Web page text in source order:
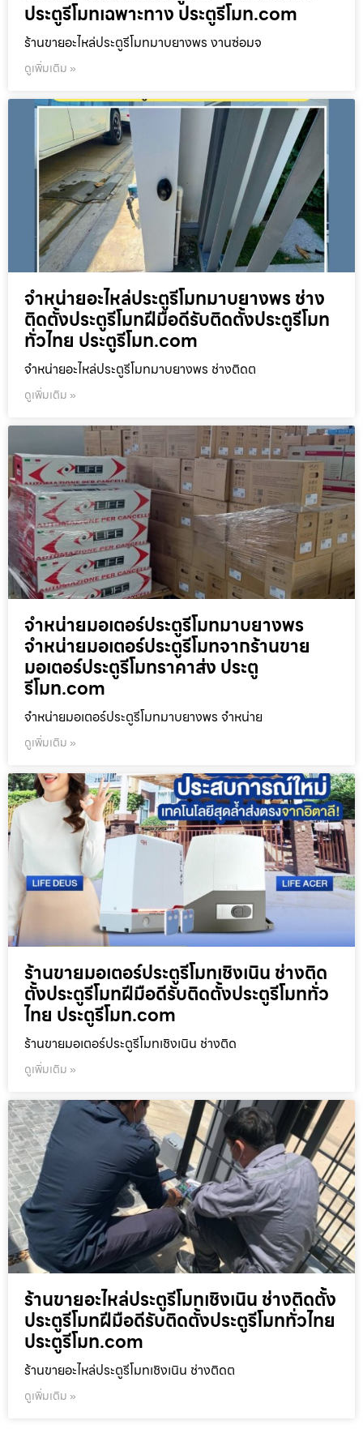
ประตูรีโมทเฉพาะทาง ประตูรีโมท.com
ร้านขายอะไหล่ประตูรีโมทมาบยางพร งานซ่อมจ
ดูเพิ่มเติม »
จำหน่ายอะไหล่ประตูรีโมทมาบยางพร ช่าง
ติดตั้งประตูรีโมทฝีมือดีรับติดตั้งประตูรีโมท
ทั่วไทย ประตูรีโมท.com
จำหน่ายอะไหล่ประตูรีโมทมาบยางพร ช่างติดต
ดูเพิ่มเติม »
จำหน่ายมอเตอร์ประตูรีโมทมาบยางพร
จำหน่ายมอเตอร์ประตูรีโมทจากร้านขาย
มอเตอร์ประตูรีโมทราคาส่ง ประตู
รีโมท.com
จำหน่ายมอเตอร์ประตูรีโมทมาบยางพร จำหน่าย
ดูเพิ่มเติม »
ร้านขายมอเตอร์ประตูรีโมทเชิงเนิน ช่างติด
ตั้งประตูรีโมทฝีมือดีรับติดตั้งประตูรีโมททั่ว
ไทย ประตูรีโมท.com
ร้านขายมอเตอร์ประตูรีโมทเชิงเนิน ช่างติด
ดูเพิ่มเติม »
ร้านขายอะไหล่ประตูรีโมทเชิงเนิน ช่างติดตั้ง
ประตูรีโมทฝีมือดีรับติดตั้งประตูรีโมททั่วไทย
ประตูรีโมท.com
ร้านขายอะไหล่ประตูรีโมทเชิงเนิน ช่างติดต
ดูเพิ่มเติม »